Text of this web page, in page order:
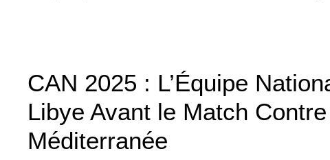
CAN 2025 : L’Équipe
Libye Avant le Match
Méditerranée